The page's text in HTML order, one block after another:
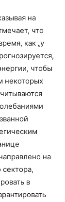
на
что
как „у
чтобы
некоторых
на
сектора,
в